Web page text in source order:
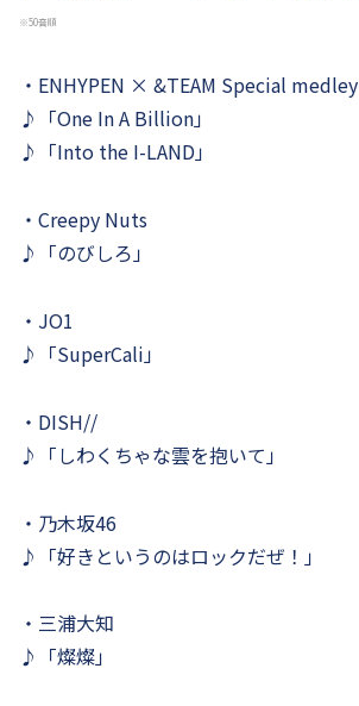
※50音順
・ENHYPEN × &TEAM Special medley
♪「One In A Billion」
♪「Into the I-LAND」
・Creepy Nuts
♪「のびしろ」
・JO1
♪「SuperCali」
・DISH//
♪「しわくちゃな雲を抱いて」
・乃木坂46
♪「好きというのはロックだぜ！」
・三浦大知
♪「燦燦」